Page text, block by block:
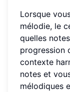
Lorsque
mélodie, le
quelles
progression
contexte
notes et
mélodiques